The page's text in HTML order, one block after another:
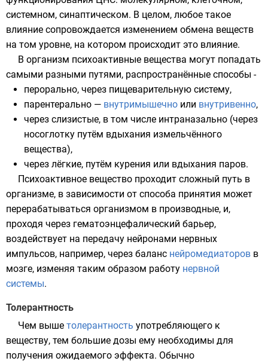
системном, синаптическом. В целом, любое такое
влияние сопровождается изменением обмена веществ
на том уровне, на котором происходит это влияние.
В организм психоактивные вещества могут попадать
самыми разными путями, распространённые способы -
перорально, через пищеварительную систему,
парентерально — внутримышечно или внутривенно,
через слизистые, в том числе интраназально (через
носоглотку путём вдыхания измельчённого
вещества),
через лёгкие, путём курения или вдыхания паров.
Психоактивное вещество проходит сложный путь в
организме, в зависимости от способа принятия может
перерабатываться организмом в производные, и,
проходя через гематоэнцефалический барьер,
воздействует на передачу нейронами нервных
импульсов, например, через баланс нейромедиаторов в
мозге, изменяя таким образом работу нервной
системы.
Толерантность
Чем выше толерантность употребляющего к
веществу, тем большие дозы ему необходимы для
получения ожидаемого эффекта. Обычно